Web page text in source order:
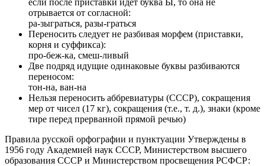
отрывается от согласной:
ра-зыграться, разы-граться
Переносить следует не разбивая морфем (приставки,
корня и суффикса):
про-беж-ка, смеш-ливый
Две подряд идущие одинаковые буквы разбиваются
переносом:
тон-на, ван-на
Нельзя переносить аббревиатуры (СССР), сокращения
мер от чисел (17 кг), сокращения (т.е., т. д.), знаки (кроме
тире перед прерванной прямой речью)
Правила русской орфографии и пунктуации Утверждены в
1956 году Академией наук СССР, Министерством высшего
образования СССР и Министерством просвещения РСФСР: